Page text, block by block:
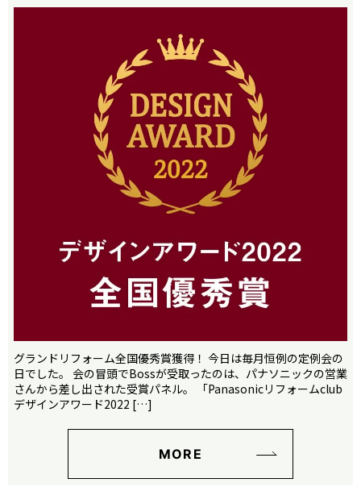
グランドリフォーム全国優秀賞獲得！ 今日は毎月恒例の定例会の
日でした。 会の冒頭でBossが受取ったのは、パナソニックの営業
さんから差し出された受賞パネル。 「Panasonicリフォームclub
デザインアワード2022 […]
MORE